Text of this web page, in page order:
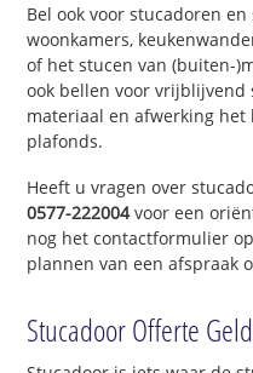
Bel ook voor stucadoren
woonkamers,
of het stucen van (buiten-
ook bellen voor vrijblijvend
materiaal en afwerking
plafonds.
Heeft u vragen over
0577-222004voor een
nog het contactformulier
plannen van een afspraak
Stucadoor Offerte